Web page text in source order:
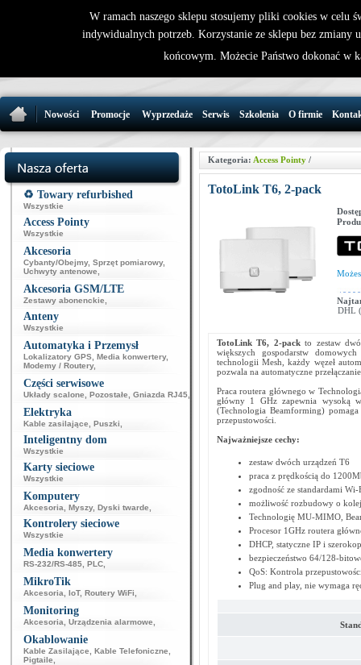
32 721 86
Nowości Promocje Wyprzedaże Serwis Szkolenia O firmie
♻️ Towary refurbished
Wszystkie
Access Pointy
Wszystkie
Akcesoria
Cybanty/Obejmy, Sprzęt pomiarowy,
Uchwyty antenowe
Akcesoria GSM/LTE
Zestawy abonenckie
Anteny
Wszystkie
Automatyka i Przemysł
Lokalizatory GPS Media konwertery,
Modemy / Routery,
Części serwisowe
Układy scalone Pozostałe Gniazda RJ45
Elektryka
Kable zasilające Puszki
Inteligentny dom
Wszystkie
Karty sieciowe
Wszystkie
Komputery
Akcesoria Myszy, Dyski twarde
Kontrolery sieciowe
Wszystkie
Media konwertery
RS-232/RS-485 PLC
MikroTik
Akcesoria IoT, Routery WiFi
Monitoring
Akcesoria Urządzenia alarmowe
Okablowanie
Kable Zasilające Kable Telefoniczne
Pigtaile
Kategoria: Access Pointy/
TotoLink T6, 2-pack
DHL
TotoLink T6, 2-packto zestaw
większych gospodarstw
technologii Mesh, każdy węzeł
pozwala na automatyczne
Praca routera głównego w
główny 1 GHz zapewnia wysoką
(Technologia Beamforming)
przepustowości.
Najważniejsze cechy:
zestaw dwóch urządzeń T6
praca z prędkością do
zgodność ze standardami
możliwość rozbudowy o
Technologię MU-MIMO,
Procesor 1GHz routera
DHCP, statyczne IP i
bezpieczeństwo 64/128-
QoS: Kontrola
Plug and play, nie wymaga
W ramach naszego sklepu stosujemy pliki cookies w celu
indywidualnych potrzeb. Korzystanie ze sklepu bez zmiany
końcowym. Możecie Państwo dokonać w